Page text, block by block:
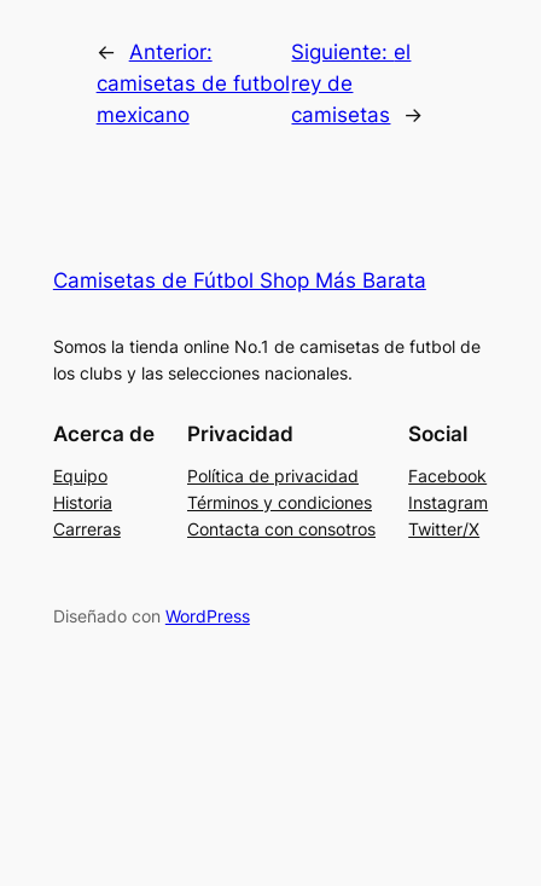
← Anterior:
camisetas de futbol
mexicano
Siguiente:el
rey de
camisetas
→
Camisetas de Fútbol Shop Más Barata
Somos la tienda online No.1 de camisetas de futbol de
los clubs y las selecciones nacionales.
Acerca de
Equipo
Historia
Carreras
Privacidad
Política de privacidad
Términos y condiciones
Contacta con consotros
Social
Facebook
Instagram
Twitter/X
Diseñado con WordPress